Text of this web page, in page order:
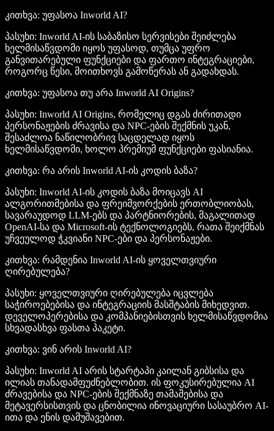
კითხვა: უფასოა Inworld AI?
პასუხი: Inworld AI-ის საბაზისო სერვისები შეიძლება
ხელმისაწვდომი იყოს უფასოდ, თუმცა უფრო
განვითარებული ფუნქციები და ფართო ინტეგრაციები,
როგორც წესი, მოითხოვს გამოწერას ან გადახდას.
კითხვა: უფასოა თუ არა Inworld AI Origins?
პასუხი: Inworld AI Origins, რომელიც დგას ძირითადი
პერსონაჟების ძრავისა და NPC-ების შექმნის უკან,
შესაძლოა ნაწილობრივ საცდელად იყოს
ხელმისაწვდომი, ხოლო პრემიუმ ფუნქციები ფასიანია.
კითხვა: რა არის Inworld AI-ის კოდის ბაზა?
პასუხი: Inworld AI-ის კოდის ბაზა მოიცავს AI
ალგორითმებისა და ფრეიმვორქების ერთობლიობას,
სავარაუდოდ LLM-ებს და პარტნიორების, მაგალითად
OpenAI-სა და Microsoft-ის ტექნოლოგიებს, რათა შეიქმნას
უჩვეულოდ ჭკვიანი NPC-ები და პერსონაჟები.
კითხვა: რამდენია Inworld AI-ის ყოველთვიური
ღირებულება?
პასუხი: ყოველთვიური ღირებულება იცვლება
საჭიროებებისა და ინტეგრაციის მასშტაბის მიხედვით.
დეველოპერებისა და კომპანიებისთვის ხელმისაწვდომია
სხვადასხვა ფასთა პაკეტი.
კითხვა: ვინ არის Inworld AI?
პასუხი: Inworld AI არის სტარტაპი კაილან გიბსისა და
ილიას თანადამფუძნებლობით. ის ფოკუსირებულია AI
ძრავებისა და NPC-ების შექმნაზე თამაშებისა და
მეტავერსისთვის და ცნობილია ინოვაციური სასაუბრო AI-
ითა და ენის დამუშავებით.